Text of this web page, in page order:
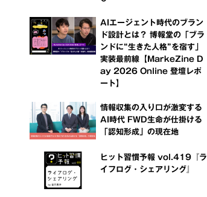
AIエージェント時代のブラン
ド設計とは？ 博報堂の「ブラ
ンドに“生きた人格”を宿す」
実装最前線【MarkeZine D
ay 2026 Online 登壇レポ
ート】
情報収集の入り口が激変する
AI時代 FWD生命が仕掛ける
「認知形成」の現在地
ヒット習慣予報 vol.419『ラ
イフログ・シェアリング』